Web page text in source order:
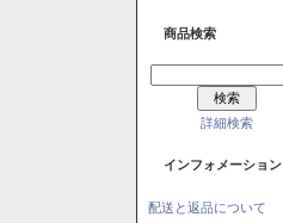
商品検索
詳細検索
インフォメーション
配送と返品について